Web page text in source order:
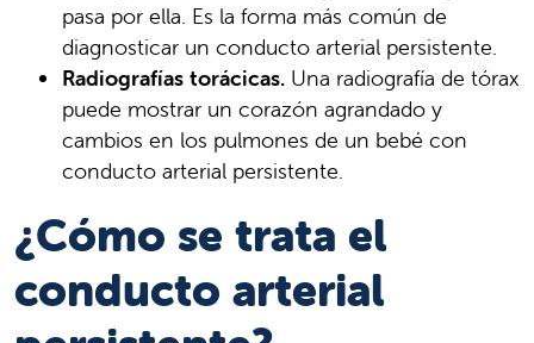
pasa por ella. Es la forma más común de
diagnosticar un conducto arterial persistente.
Radiografías torácicas. Una radiografía de tórax
puede mostrar un corazón agrandado y
cambios en los pulmones de un bebé con
conducto arterial persistente.
¿Cómo se trata el
conducto arterial